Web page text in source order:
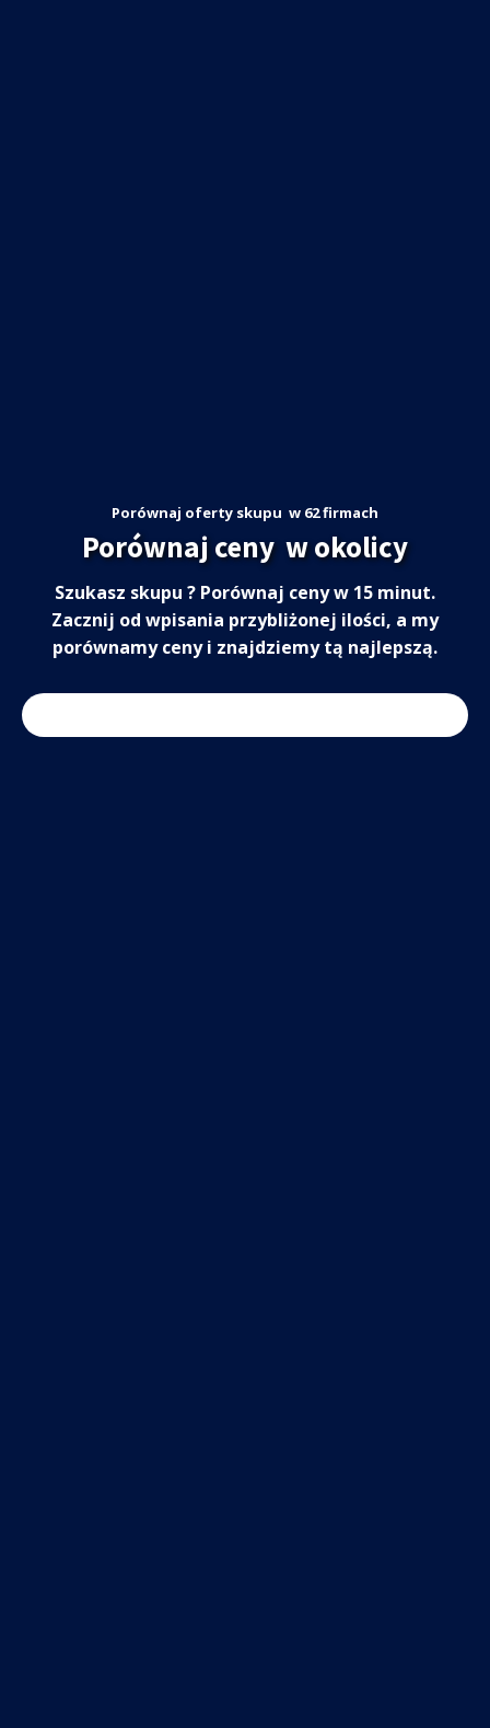
Porównaj oferty skupu w 62 firmach
Porównaj ceny w okolicy
Szukasz skupu ? Porównaj ceny w 15 minut.
Zacznij od wpisania przybliżonej ilości, a my
porównamy ceny i znajdziemy tą najlepszą.